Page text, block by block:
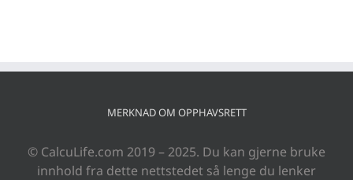
MERKNAD OM OPPHAVSRETT
© CalcuLife.com 2019 – 2025. Du kan gjerne bruke
innhold fra dette nettstedet så lenge du lenker